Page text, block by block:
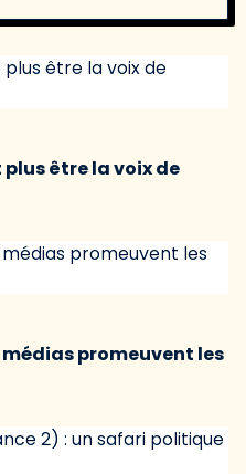
plus être la voix de
promeuvent les